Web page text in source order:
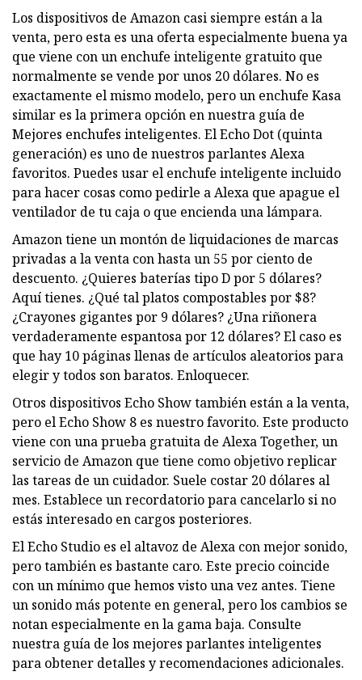
Los dispositivos de Amazon casi siempre están a la
venta, pero esta es una oferta especialmente buena ya
que viene con un enchufe inteligente gratuito que
normalmente se vende por unos 20 dólares. No es
exactamente el mismo modelo, pero un enchufe Kasa
similar es la primera opción en nuestra guía de
Mejores enchufes inteligentes. El Echo Dot (quinta
generación) es uno de nuestros parlantes Alexa
favoritos. Puedes usar el enchufe inteligente incluido
para hacer cosas como pedirle a Alexa que apague el
ventilador de tu caja o que encienda una lámpara.
Amazon tiene un montón de liquidaciones de marcas
privadas a la venta con hasta un 55 por ciento de
descuento. ¿Quieres baterías tipo D por 5 dólares?
Aquí tienes. ¿Qué tal platos compostables por $8?
¿Crayones gigantes por 9 dólares? ¿Una riñonera
verdaderamente espantosa por 12 dólares? El caso es
que hay 10 páginas llenas de artículos aleatorios para
elegir y todos son baratos. Enloquecer.
Otros dispositivos Echo Show también están a la venta,
pero el Echo Show 8 es nuestro favorito. Este producto
viene con una prueba gratuita de Alexa Together, un
servicio de Amazon que tiene como objetivo replicar
las tareas de un cuidador. Suele costar 20 dólares al
mes. Establece un recordatorio para cancelarlo si no
estás interesado en cargos posteriores.
El Echo Studio es el altavoz de Alexa con mejor sonido,
pero también es bastante caro. Este precio coincide
con un mínimo que hemos visto una vez antes. Tiene
un sonido más potente en general, pero los cambios se
notan especialmente en la gama baja. Consulte
nuestra guía de los mejores parlantes inteligentes
para obtener detalles y recomendaciones adicionales.